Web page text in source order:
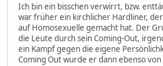
Ich bin ein bisschen verwirrt, bzw.
war früher ein kirchlicher Hardliner,
auf Homosexuelle gemacht hat. Der
die Leute durch sein Coming-Out,
ein Kampf gegen die eigene
Coming Out wurde er dann ebenso